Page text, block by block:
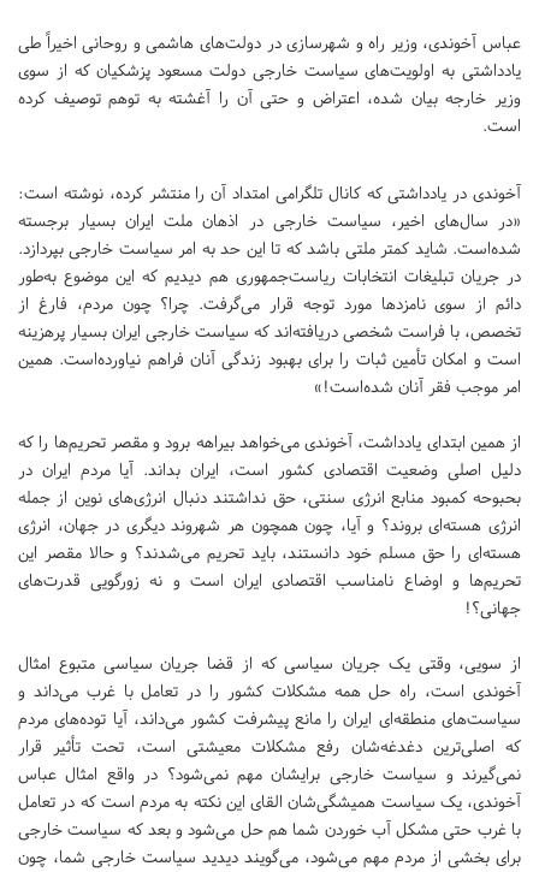
عباس آخوندی، وزیر راه و شهرسازی در دولت‌های هاشمی و روحانی اخیراً طی
یادداشتی به اولویت‌های سیاست خارجی دولت مسعود پزشکیان که از سوی
وزیر خارجه بیان شده، اعتراض و حتی آن را آغشته به توهم توصیف کرده
است.
آخوندی در یادداشتی که کانال تلگرامی امتداد آن را منتشر کرده، نوشته است:
«در سال‌های اخیر، سیاست خارجی در اذهان ملت ایران بسیار برجسته
شده‌است. شاید کمتر ملتی باشد که تا این حد به امر سیاست خارجی بپردازد.
در جریان تبلیغات انتخابات ریاست‌جمهوری هم دیدیم که این موضوع به‌طور
دائم از سوی نامزد‌ها مورد توجه قرار می‌گرفت. چرا؟ چون مردم، فارغ از
تخصص، با فراست شخصی دریافته‌اند که سیاست خارجی ایران بسیار پرهزینه
است و امکان تأمین ثبات را برای بهبود زندگی آنان فراهم نیاورده‌است. همین
امر موجب فقر آنان شده‌است!»
از همین ابتدای یادداشت، آخوندی می‌خواهد بیراهه برود و مقصر تحریم‌ها را که
دلیل اصلی وضعیت اقتصادی کشور است، ایران بداند. آیا مردم ایران در
بحبوحه کمبود منابع انرژی سنتی، حق نداشتند دنبال انرژی‌های نوین از جمله
انرژی هسته‌ای بروند؟ و آیا، چون همچون هر شهروند دیگری در جهان، انرژی
هسته‌ای را حق مسلم خود دانستند، باید تحریم می‌شدند؟ و حالا مقصر این
تحریم‌ها و اوضاع نامناسب اقتصادی ایران است و نه زورگویی قدرت‌های
جهانی؟!
از سویی، وقتی یک جریان سیاسی که از قضا جریان سیاسی متبوع امثال
آخوندی است، راه حل همه مشکلات کشور را در تعامل با غرب می‌داند و
سیاست‌های منطقه‌ای ایران را مانع پیشرفت کشور می‌داند، آیا توده‌های مردم
که اصلی‌ترین دغدغه‌شان رفع مشکلات معیشتی است، تحت تأثیر قرار
نمی‌گیرند و سیاست خارجی برایشان مهم نمی‌شود؟ در واقع امثال عباس
آخوندی، یک سیاست همیشگی‌شان القای این نکته به مردم است که در تعامل
با غرب حتی مشکل آب خوردن شما هم حل می‌شود و بعد که سیاست خارجی
برای بخشی از مردم مهم می‌شود، می‌گویند دیدید سیاست خارجی شما، چون